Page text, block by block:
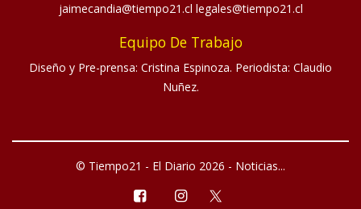
jaimecandia@tiempo21.cl legales@tiempo21.cl
Equipo De Trabajo
Diseño y Pre-prensa: Cristina Espinoza. Periodista: Claudio
Nuñez.
© Tiempo21 - El Diario 2026 - Noticias...